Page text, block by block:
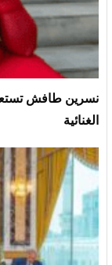
نسرين طافش
الغنائية